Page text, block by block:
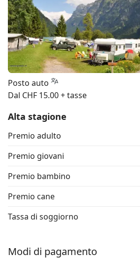
Posto auto
Dal CHF 15.00 + tasse
Alta stagione
Premio adulto
Premio giovani
Premio bambino
Premio cane
Tassa di soggiorno
Modi di pagamento